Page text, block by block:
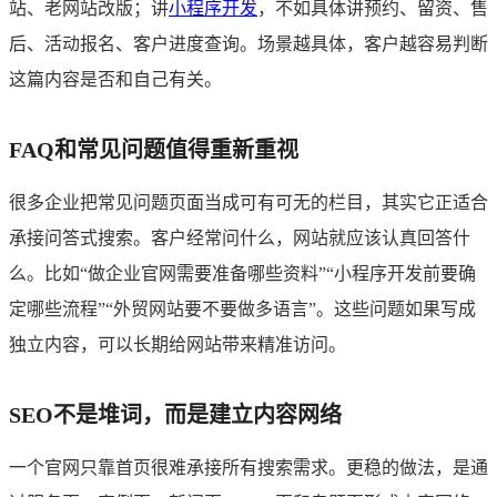
站、老网站改版；讲小程序开发，不如具体讲预约、留资、售
后、活动报名、客户进度查询。场景越具体，客户越容易判断
这篇内容是否和自己有关。
FAQ和常见问题值得重新重视
很多企业把常见问题页面当成可有可无的栏目，其实它正适合
承接问答式搜索。客户经常问什么，网站就应该认真回答什
么。比如“做企业官网需要准备哪些资料”“小程序开发前要确
定哪些流程”“外贸网站要不要做多语言”。这些问题如果写成
独立内容，可以长期给网站带来精准访问。
SEO不是堆词，而是建立内容网络
一个官网只靠首页很难承接所有搜索需求。更稳的做法，是通